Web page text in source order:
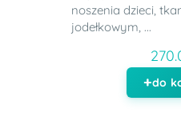
noszenia dzieci,
jodełkowym, ...
do